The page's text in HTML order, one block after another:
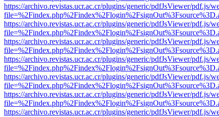
https://archivo.revistas.ucr.ac.cr/plugins/generic/pdfJsViewer/pdf.js/
https://archivo.revistas.ucr.ac.cr/plugins/generic/pdfJsViewer/pdf.js/
https://archivo.revistas.ucr.ac.cr/plugins/generic/pdfJsViewer/pdf.js/
https://archivo.revistas.ucr.ac.cr/plugins/generic/pdfJsViewer/pdf.js/
https://archivo.revistas.ucr.ac.cr/plugins/generic/pdfJsViewer/pdf.js/
https://archivo.revistas.ucr.ac.cr/plugins/generic/pdfJsViewer/pdf.js/
https://archivo.revistas.ucr.ac.cr/plugins/generic/pdfJsViewer/pdf.js/